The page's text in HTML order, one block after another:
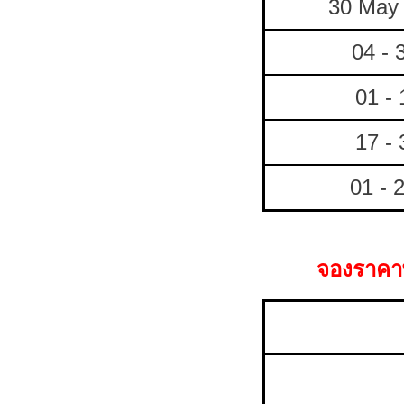
30
04 -
01 -
17 -
01 -
จองราค